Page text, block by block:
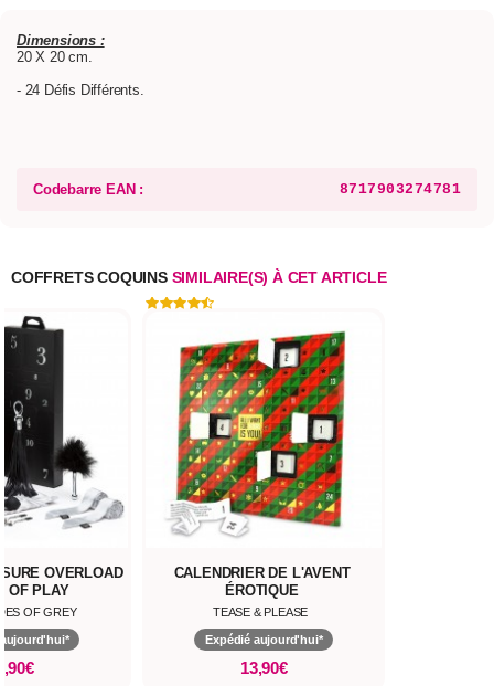
Dimensions :
20 X 20 cm.
- 24 Défis Différents.
Codebarre EAN : 8717903274781
COFFRETS COQUINSSIMILAIRE(S) À CET ARTICLE
OVERLOAD
OF PLAY
OF GREY
CALENDRIER DE L'AVENT
ÉROTIQUE
TEASE & PLEASE
Expédié aujourd'hui*
13,90€